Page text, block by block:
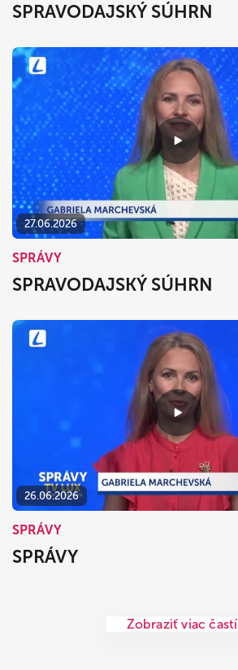
SPRAVODAJSKÝ SÚHRN
27.06.2026
SPRÁVY
SPRAVODAJSKÝ SÚHRN
26.06.2026
SPRÁVY
SPRÁVY
Zobraziť viac častí